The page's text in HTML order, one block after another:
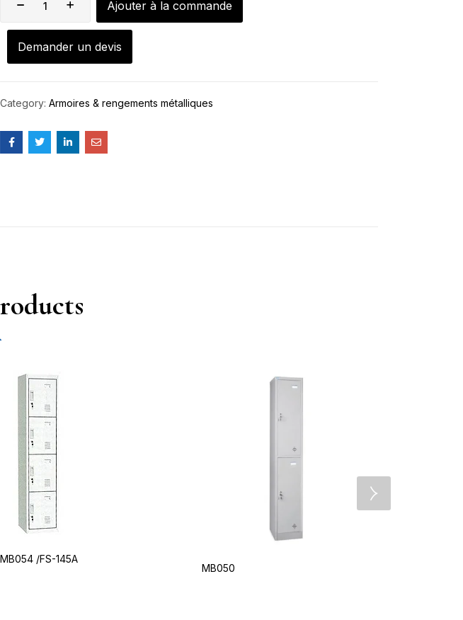
Ajouter à la commande
Demander un devis
Category: Armoires & rengements métalliques
MB054 /FS-145A
MB050